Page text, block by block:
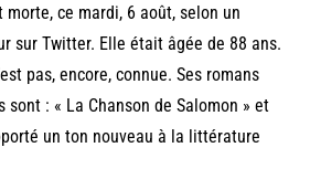
ce mardi, 6 août, selon un
sur Twitter. Elle était âgée de 88 ans.
pas, encore, connue. Ses romans
sont : « La Chanson de Salomon » et
un ton nouveau à la littérature